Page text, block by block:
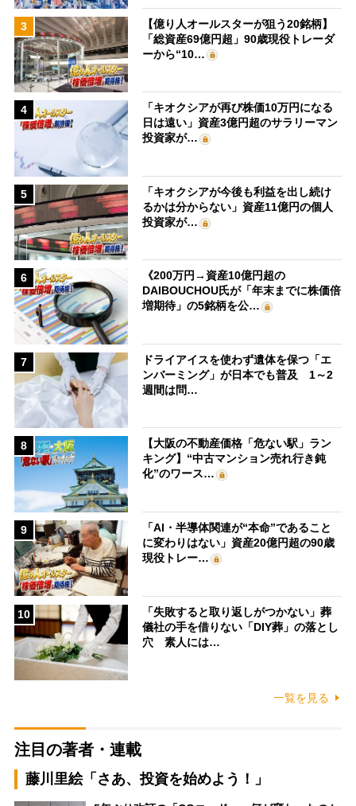
3
【億り人オールスターが狙う20銘柄】
「総資産69億円超」90歳現役トレーダ
ーから“10…
4
「キオクシアが再び株価10万円になる
日は遠い」資産3億円超のサラリーマン
投資家が…
5
「キオクシアが今後も利益を出し続け
るかは分からない」資産11億円の個人
投資家が…
6
《200万円→資産10億円超の
DAIBOUCHOU氏が「年末までに株価倍
増期待」の5銘柄を公…
7
ドライアイスを使わず遺体を保つ「エ
ンバーミング」が日本でも普及 1～2
週間は問…
8
【大阪の不動産価格「危ない駅」ラン
キング】“中古マンション売れ行き鈍
化”のワース…
9
「AI・半導体関連が“本命”であること
に変わりはない」資産20億円超の90歳
現役トレー…
10
「失敗すると取り返しがつかない」葬
儀社の手を借りない「DIY葬」の落とし
穴 素人には…
一覧を見る
注目の著者・連載
藤川里絵「さあ、投資を始めよう！」